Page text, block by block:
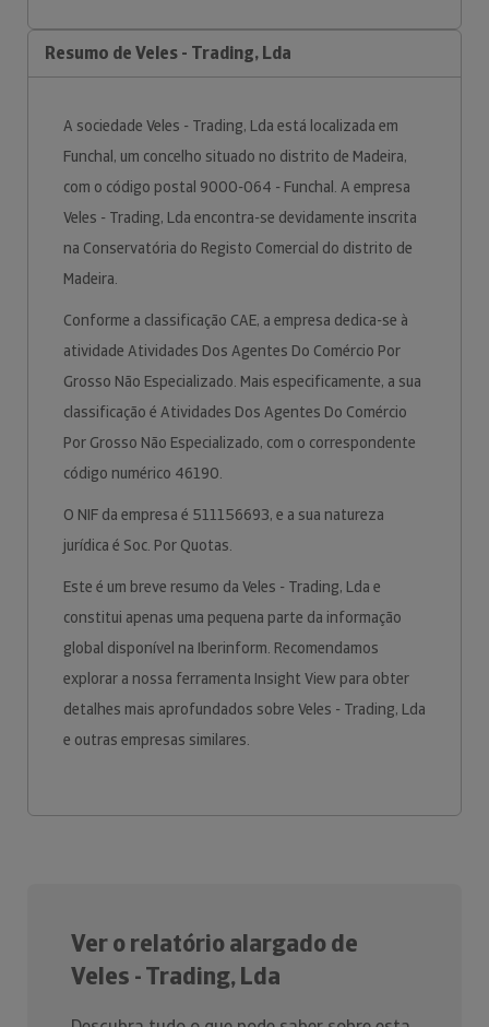
Resumo de Veles - Trading, Lda
A sociedade Veles - Trading, Lda está localizada em
Funchal, um concelho situado no distrito de Madeira,
com o código postal 9000-064 - Funchal. A empresa
Veles - Trading, Lda encontra-se devidamente inscrita
na Conservatória do Registo Comercial do distrito de
Madeira.
Conforme a classificação CAE, a empresa dedica-se à
atividade Atividades Dos Agentes Do Comércio Por
Grosso Não Especializado. Mais especificamente, a sua
classificação é Atividades Dos Agentes Do Comércio
Por Grosso Não Especializado, com o correspondente
código numérico 46190.
O NIF da empresa é 511156693, e a sua natureza
jurídica é Soc. Por Quotas.
Este é um breve resumo da Veles - Trading, Lda e
constitui apenas uma pequena parte da informação
global disponível na Iberinform. Recomendamos
explorar a nossa ferramenta Insight View para obter
detalhes mais aprofundados sobre Veles - Trading, Lda
e outras empresas similares.
Ver o relatório alargado de
Veles - Trading, Lda